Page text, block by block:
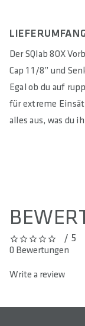
Der SQlab 8OX
Cap 1 1/8” und
Egal ob du auf
für extreme
alles aus, was du
0 out of 5 stars/ 5
0 Bewertungen
Write a review